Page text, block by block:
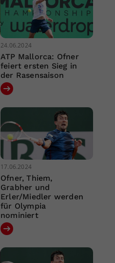
24.06.2024
ATP Mallorca: Ofner
feiert ersten Sieg in
der Rasensaison
17.06.2024
Ofner, Thiem,
Grabher und
Erler/Miedler werden
für Olympia
nominiert